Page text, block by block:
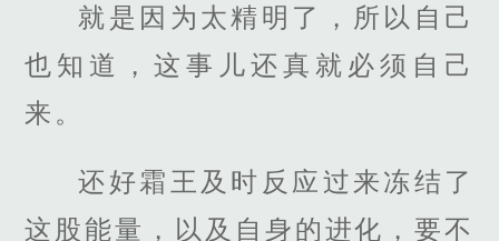
就是因为太精明了，所以自己
也知道，这事儿还真就必须自己
来。
还好霜王及时反应过来冻结了
这股能量，以及自身的进化，要不